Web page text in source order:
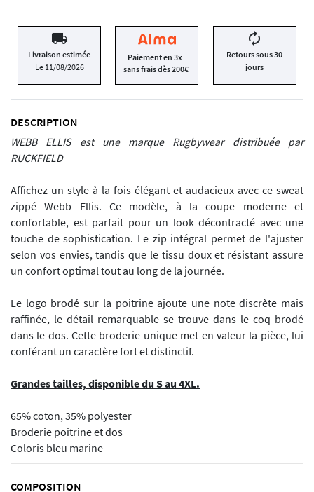
local_shipping
Livraison estimée
Le 11/08/2026
Paiement en 3x
sans frais dès 200€
autorenew
Retours sous 30
jours
DESCRIPTION
WEBB ELLIS est une marque Rugbywear distribuée par
RUCKFIELD
Affichez un style à la fois élégant et audacieux avec ce sweat
zippé Webb Ellis. Ce modèle, à la coupe moderne et
confortable, est parfait pour un look décontracté avec une
touche de sophistication. Le zip intégral permet de l'ajuster
selon vos envies, tandis que le tissu doux et résistant assure
un confort optimal tout au long de la journée.
Le logo brodé sur la poitrine ajoute une note discrète mais
raffinée, le détail remarquable se trouve dans le coq brodé
dans le dos. Cette broderie unique met en valeur la pièce, lui
conférant un caractère fort et distinctif.
Grandes tailles, disponible du S au 4XL.
65% coton, 35% polyester
Broderie poitrine et dos
Coloris bleu marine
COMPOSITION